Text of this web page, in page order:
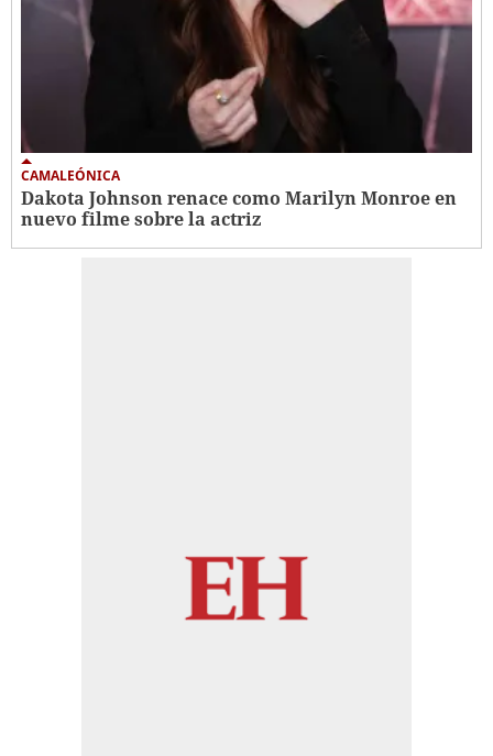
CAMALEÓNICA
Dakota Johnson renace como Marilyn Monroe en
nuevo filme sobre la actriz